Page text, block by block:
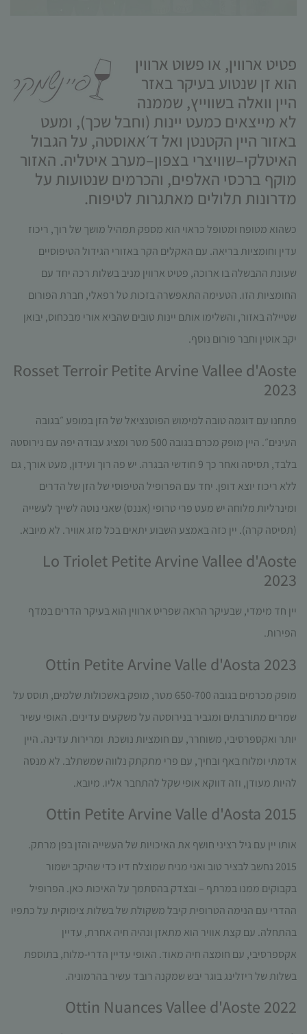
פטיט ארווין, או פשוט ארווין
הוא זן שנטוע בעיקר באזר
היין וואלה בשווייץ, שממנה
לא מייצאים כמעט יינות (וחבל שכך), ומעט
באזור היין הקטנטן ואל ד׳אאוסטה, על הגבול
האיטלקי–שוויצרי בצפון–מערב איטליה. האזור
מוקף ברכסי האלפים, והכרמים שנטועות על
מדרונות תלולים מאתגרות לטיפוח.
כשהוא מטופח ומטופל כראוי הוא מספק תמהיל מושך של רוך, ריכוז
עדין וחומציות בריאה. עם האקלים הקר באזורי הגידול הטיפוסיים
שעונת ההבשלה בו ארוכה, פטיט ארווין מניב בשלות רכה יחד עם
החומציות הזו. הטעימה התאפשרה בזכות טל רפאלי, חברת הפורום
שטיילה באזור, והשלימו אותם יינות טובים שהביא אורי מבכחוס, יבואן
יקב אוטין וחבר פורום נוסף.
Rosset Terroir Petite Arvine Vallee d'Aoste
2023
פתחנו עם דוגמה טובה למימוש הפוטנציאל של הזן במופע ״בגובה
העינים״. היין מופק מכרם בגובה 500 מטר ומציג עבודה יפה עם נירוסטה
בלבד, תסיסה ואחר כך 9 חודשי הבגרה. יש פה רוך ועידון, מעט אורך, גם
ללא ריכוז יוצא דופן. יחד עם הפרופיל הטיפוסי של הזן של הדרים
ומינרליות מלוחה יש מעט פרי טרופי (אננס) שאני נוטה לשייך לעשייה
(תסיסה קרה). יין כזה באמצע השבוע יתאים בכל מזג אוויר. לא מיובא.
Lo Triolet Petite Arvine Vallee d'Aoste
2023
יין חד מימדי, שבעיקר הראה שפריט ארווין הוא בעיקר הדרים במדף
הפירות.
Ottin Petite Arvine Valle d'Aosta 2023
מופק מכרמים בגובה 650-700 מטר, מופק באשכולות שלמים, תוסס על
שמרים מתורבתים ומגביר בנירוסטה על משקעים עדינים. האופי עשיר
יותר ואקספרסיבי, משוחרר, עם חומציות נושכת ומרירות עדינה. היין
אדמתי ומלוח באף ובחיך, עם פרי מתקתק נלווה שמשתלב. לא מנסה
להיות מעודן, וזה דווקא אופי שקל להתחבר אליו. מיובא.
Ottin Petite Arvine Valle d'Aosta 2015
אותו יין עם גיל רציני חושף את האיכויות של העשייה והזן בפן מרתק.
2015 נחשב לבציר טוב ואני מניח שמוצלח דיו כדי שהיקב ישמור
בקבוקים ממנו במרתף – ובצדק בהסתמך על האיכות כאן. הפרופיל
ההדרי עם הנימה הטרופית קיבל משקולת של בשלות צימוקית על כתפיו
בהתחלה. עם קצת אוויר הוא מתאזן ונהיה חיה אחרת, עדיין
אקספרסיבי, עם חומצה חיה מאוד. האופי עדיין הדרי-מלוח, בתוספת
בשלות של ריזלינג בוגר יבש שמקנה רובד עשיר בהרמוניה.
Ottin Nuances Vallee d'Aoste 2022
סטטיסטיקות
כדי שנוכל
תפקוד האתר
ומבנהו,
בהתבסס על
אופן השימוש
באתר.
חוויית
כדי שהאתר
שלנו יעבוד
מיטבית
במהלך
Cookie
באתר
עשויות
להיעלם.
שיווקי
על ידי
תחומי
וההתנהגות
באתר,
תגדל
תוכן
מותאמות